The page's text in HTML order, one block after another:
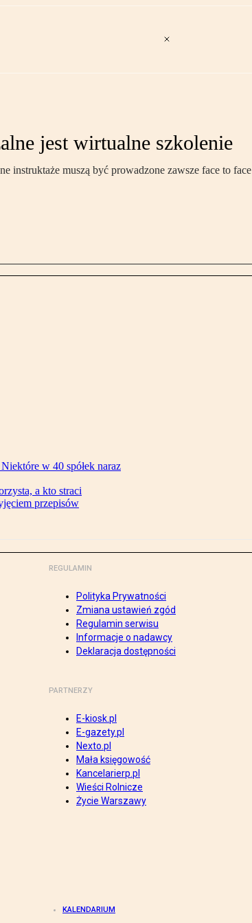
jest wirtualne szkolenie
instruktaże muszą być prowadzone zawsze face to face
w 40 spółek naraz
a kto straci
przepisów
REGULAMIN
Polityka Prywatności
Zmiana ustawień zgód
Regulamin serwisu
Informacje o nadawcy
Deklaracja dostępności
PARTNERZY
E-kiosk.pl
E-gazety.pl
Nexto.pl
Mała księgowość
Kancelarierp.pl
Wieści Rolnicze
Życie Warszawy
KALENDARIUM